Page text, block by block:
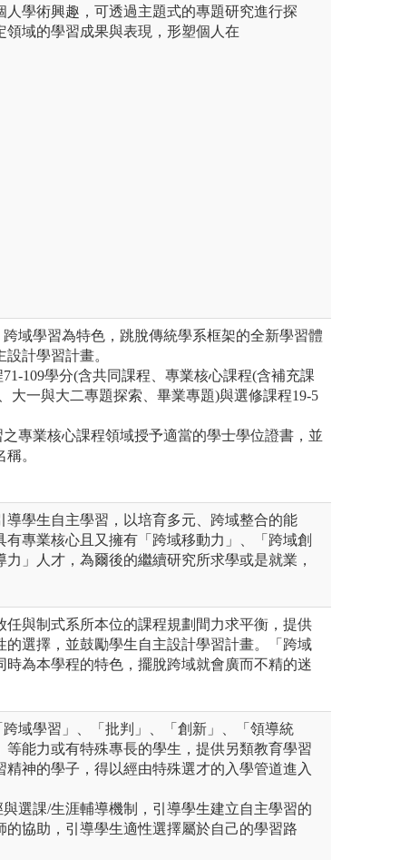
人學術興趣，可透過主題式的專題研究進行探
領域的學習成果與表現，形塑個人在
域學習為特色，跳脫傳統學系框架的全新學習體
計學習計畫。
109學分(含共同課程、專業核心課程(含補充課
大一與大二專題探索、畢業專題)與選修課程19-5
專業核心課程領域授予適當的學士學位證書，並
。
導學生自主學習，以培育多元、跨域整合的能
有專業核心且又擁有「跨域移動力」、「跨域創
力」人才，為爾後的繼續研究所求學或是就業，
任與制式系所本位的課程規劃間力求平衡，提供
的選擇，並鼓勵學生自主設計學習計畫。「跨域
時為本學程的特色，擺脫跨域就會廣而不精的迷
域學習」、「批判」、「創新」、「領導統
等能力或有特殊專長的學生，提供另類教育學習
精神的學子，得以經由特殊選才的入學管道進入
選課/生涯輔導機制，引導學生建立自主學習的
的協助，引導學生適性選擇屬於自己的學習路